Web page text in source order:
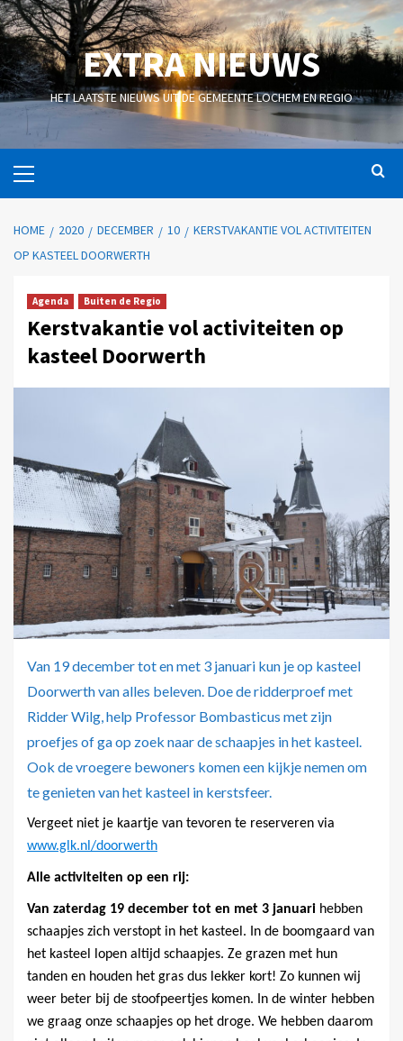
EXTRA NIEUWS
HET LAATSTE NIEUWS UIT DE GEMEENTE LOCHEM EN REGIO
HOME 2020 DECEMBER 10
KERSTVAKANTIE VOL ACTIVITEITEN
OP KASTEEL DOORWERTH
Agenda Buiten de Regio
Kerstvakantie vol activiteiten op
kasteel Doorwerth
Van 19 december tot en met 3 januari kun je op kasteel
Doorwerth van alles beleven. Doe de ridderproef met
Ridder Wilg, help Professor Bombasticus met zijn
proefjes of ga op zoek naar de schaapjes in het kasteel.
Ook de vroegere bewoners komen een kijkje nemen om
te genieten van het kasteel in kerstsfeer.
Vergeet niet je kaartje van tevoren te reserveren via
www.glk.nl/doorwerth
Alle activiteiten op een rij:
Van zaterdag 19 december tot en met 3 januari hebben
schaapjes zich verstopt in het kasteel. In de boomgaard van
het kasteel lopen altijd schaapjes. Ze grazen met hun
tanden en houden het gras dus lekker kort! Zo kunnen wij
weer beter bij de stoofpeertjes komen. In de winter hebben
we graag onze schaapjes op het droge. We hebben daarom